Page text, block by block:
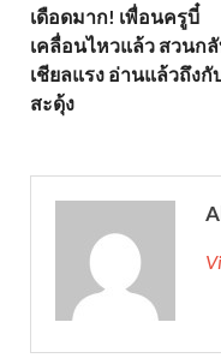
เดือดมาก! เพื่อนครูบี๋
เคลื่อนไหวแล้ว สวนก
เชียลแรง อ่านแล้วถึงกั
สะดุ้ง